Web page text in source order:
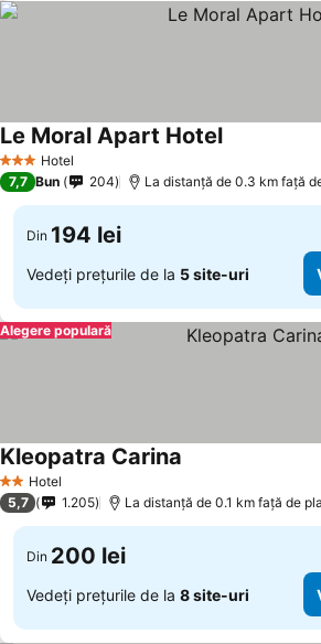
3 SteleHotel
Le Moral Apart HotelVedeți
7,7 Bun 204 La distanță de 0.3 km față
Din 194 lei
Vedeți prețurile de la 5 site-uri
Alegere populară
2 SteleHotel
Kleopatra Carina
5,7 1.205 La distanță de 0.1 km față de
Din 200 lei
Vedeți prețurile de la 8 site-uri